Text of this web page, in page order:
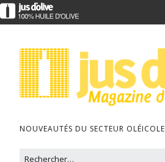
NOUVEAUTÉS DU SECTEUR OLÉICOLE